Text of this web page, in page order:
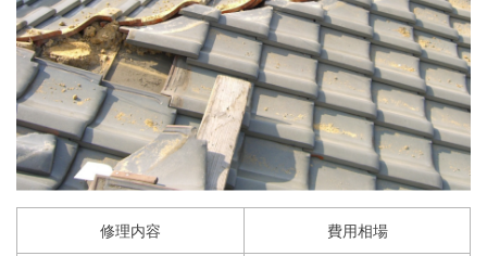
修理内容 費用相場